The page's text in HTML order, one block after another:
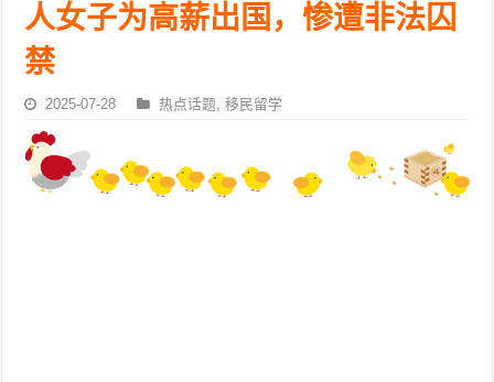
人女子为高薪出国，惨遭非法囚
禁
2025-07-28 热点话题,移民留学